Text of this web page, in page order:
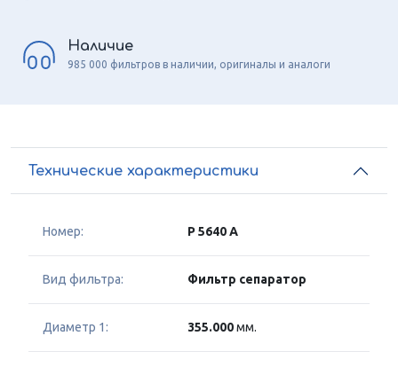
Наличие
985 000 фильтров в наличии, оригиналы и аналоги
Технические характеристики
Номер: P 5640 A
Вид фильтра: Фильтр сепаратор
Диаметр 1: 355.000мм.